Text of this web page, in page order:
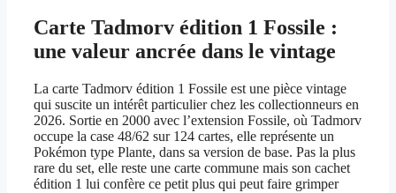
Carte Tadmorv édition 1 Fossile :
une valeur ancrée dans le vintage
La carte Tadmorv édition 1 Fossile est une pièce vintage
qui suscite un intérêt particulier chez les collectionneurs en
2026. Sortie en 2000 avec l’extension Fossile, où Tadmorv
occupe la case 48/62 sur 124 cartes, elle représente un
Pokémon type Plante, dans sa version de base. Pas la plus
rare du set, elle reste une carte commune mais son cachet
édition 1 lui confère ce petit plus qui peut faire grimper